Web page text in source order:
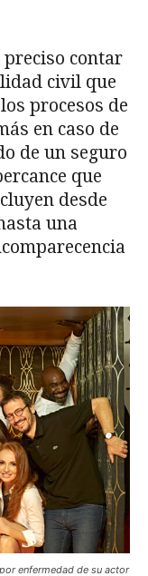
contar
civil que
procesos de
en caso de
de un seguro
que
desde
una
enfermedad de su actor